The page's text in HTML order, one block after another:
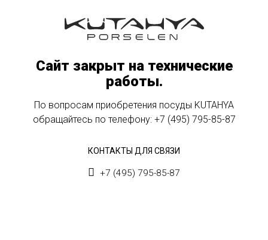
Сайт закрыт на технические
работы.
По вопросам приобретения посуды KUTAHYA
обращайтесь по телефону: +7 (495) 795-85-87
КОНТАКТЫ ДЛЯ СВЯЗИ
+7 (495) 795-85-87